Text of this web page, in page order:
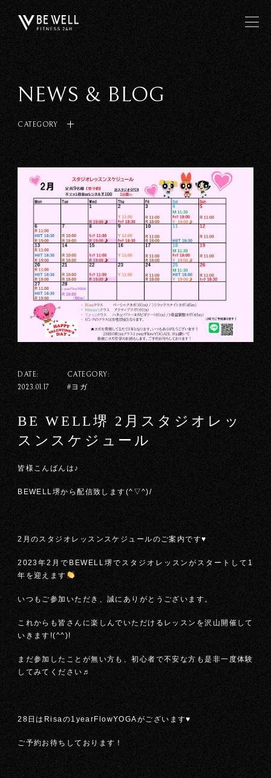
NEWS & BLOG
CATEGORY
DATE:
2023.01.17
CATEGORY:
#ヨガ
BE WELL堺 2月スタジオレッ
スンスケジュール
皆様こんばんは♪
BEWELL堺から配信致します(^▽^)/
2月のスタジオレッスンスケジュールのご案内です♥
2023年2月でBEWELL堺でスタジオレッスンがスタートして1
年を迎えます
いつもご参加いただき、誠にありがとうございます。
これからも皆さんに楽しんでいただけるレッスンを沢山開催して
いきます!(^^)!
まだ参加したことが無い方も、初心者で不安な方も是非一度体験
してみてください♬
28日はRisaの1yearFlowYOGAがございます♥
ご予約お待ちしております！